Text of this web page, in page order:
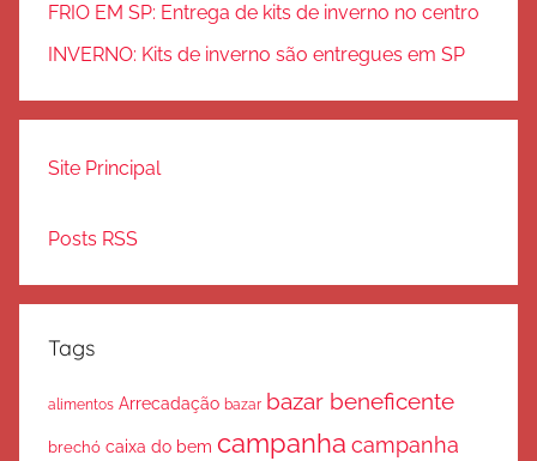
FRIO EM SP: Entrega de kits de inverno no centro
INVERNO: Kits de inverno são entregues em SP
Site Principal
Posts RSS
Tags
alimentos Arrecadação bazar bazar beneficente
brechó caixa do bem campanha campanha